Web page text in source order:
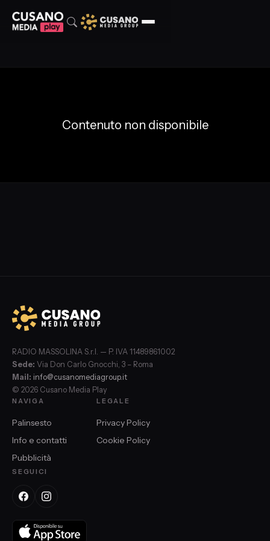
Contenuto non disponibile
RADIO MASSOLINA S.r.l. — P. IVA 11489861002
Sede: Via Don Carlo Gnocchi, 3 – Roma
Mail: info@cusanomediagroup.it
© 2026 Cusano Media Play
NAVIGA
Palinsesto
Info e contatti
Pubblicità
LEGALE
Privacy Policy
Cookie Policy
SEGUICI